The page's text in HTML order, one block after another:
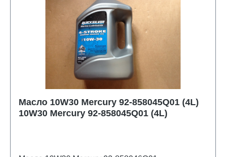
Масло 10W30 Mercury 92-858045Q01 (4L)
10W30 Mercury 92-858045Q01 (4L)